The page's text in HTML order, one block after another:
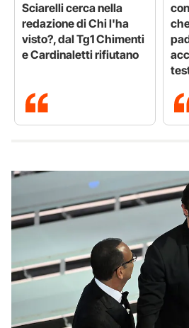
Sciarelli cerca nella
redazione di Chi l'ha
visto?, dal Tg1 Chimenti
e Cardinaletti rifiutano